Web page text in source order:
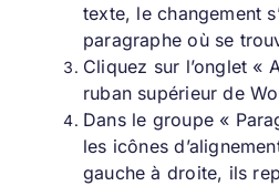
texte, le changement
paragraphe où se
Cliquez sur l’onglet «
ruban supérieur de
Dans le groupe «
les icônes
gauche à droite, ils